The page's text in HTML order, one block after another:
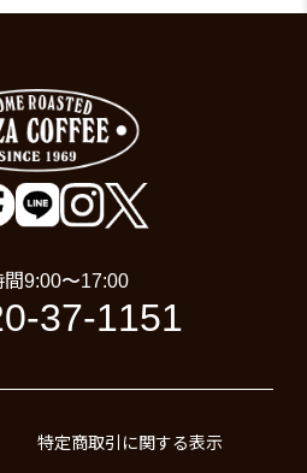
9:00〜17:00
37-1151
特定商取引に関する表示